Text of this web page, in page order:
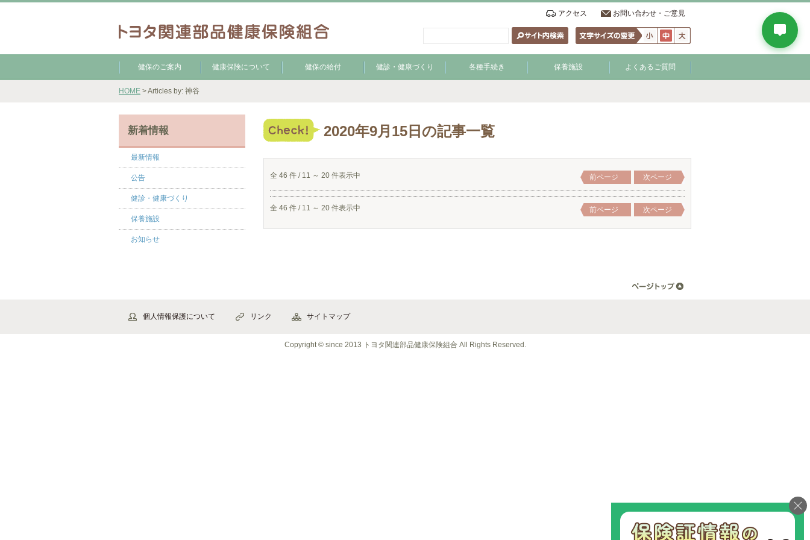
アクセス お問い合わせ・ご意見
健保のご案内 健康保険について 健保の給付 健診・健康づくり 各種手続き 保養施設 よくあるご質問
HOME > Articles by: 神谷
2020年9月15日の記事一覧
全 46 件 / 11 ～ 20 件表示中 次ページ
前ページ
全 46 件 / 11 ～ 20 件表示中 次ページ
前ページ
新着情報
最新情報
公告
健診・健康づくり
保養施設
お知らせ
個人情報保護について リンク サイトマップ
Copyright © since 2013 トヨタ関連部品健康保険組合 All Rights Reserved .